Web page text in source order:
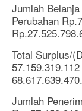
Jumlah
Perubahan
Total Surplus/
68.617.639.470.
Jumlah